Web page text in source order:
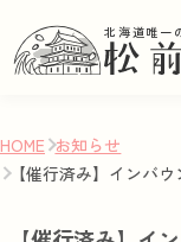
北海道唯一
HOME お知らせ
【催行済み】インバ